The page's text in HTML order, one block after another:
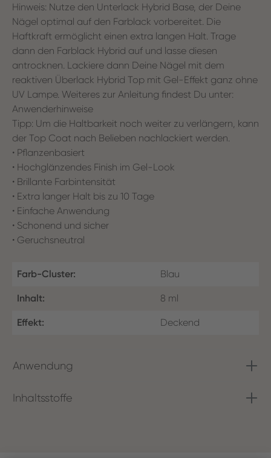
Hinweis: Nutze den Unterlack Hybrid Base, der Deine
Nägel optimal auf den Farblack vorbereitet. Die
Haftkraft ermöglicht einen extra langen Halt. Trage
dann den Farblack Hybrid auf und lasse diesen
antrocknen. Lackiere dann Deine Nägel mit dem
reaktiven Überlack Hybrid Top mit Gel-Effekt ganz ohne
UV Lampe. Weiteres zur Anleitung findest Du unter:
Anwenderhinweise
Tipp: Um die Haltbarkeit noch weiter zu verlängern, kann
der Top Coat nach Belieben nachlackiert werden.
• Pflanzenbasiert
• Hochglänzendes Finish im Gel-Look
• Brillante Farbintensität
• Extra langer Halt bis zu 10 Tage
• Einfache Anwendung
• Schonend und sicher
• Geruchsneutral
Farb-Cluster: Blau
Inhalt: 8 ml
Effekt: Deckend
Anwendung
Inhaltsstoffe